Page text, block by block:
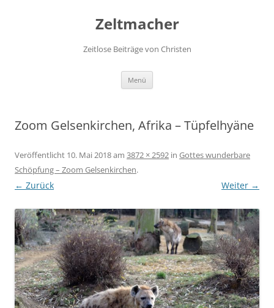
Zeltmacher
Zeitlose Beiträge von Christen
Menü
Zoom Gelsenkirchen, Afrika – Tüpfelhyäne
Veröffentlicht 10. Mai 2018am 3872 × 2592 in Gottes wunderbare
Schöpfung – Zoom Gelsenkirchen.
← Zurück Weiter →